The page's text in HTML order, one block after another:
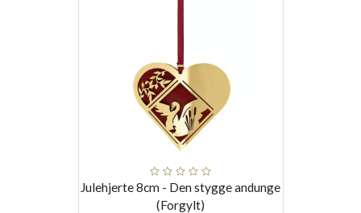
Julehjerte 8cm - Den stygge andunge
(Forgylt)